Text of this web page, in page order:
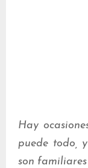
Hay
puede todo,
son familiares